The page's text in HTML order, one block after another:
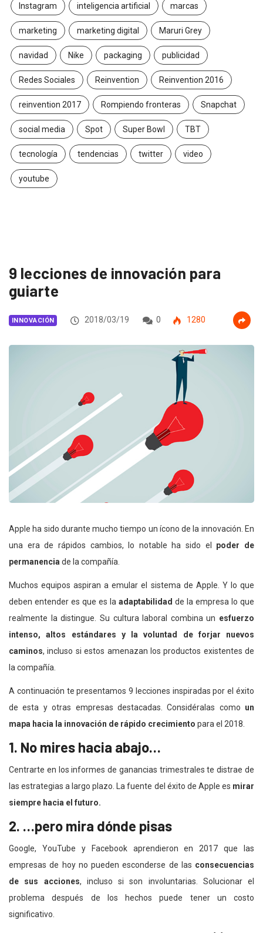
Instagram inteligencia artificial marcas
marketing marketing digital Maruri Grey
navidad Nike packaging publicidad
Redes Sociales Reinvention Reinvention 2016
reinvention 2017 Rompiendo fronteras Snapchat
social media Spot Super Bowl TBT
tecnología tendencias twitter video
youtube
9 lecciones de innovación para
guiarte
INNOVACIÓN 2018/03/19 0 1280
Apple ha sido durante mucho tiempo un ícono de la innovación. En
una era de rápidos cambios, lo notable ha sido el poder de
permanenciade la compañía.
Muchos equipos aspiran a emular el sistema de Apple. Y lo que
deben entender es que es la adaptabilidad de la empresa lo que
realmente la distingue. Su cultura laboral combina un esfuerzo
intenso, altos estándares y la voluntad de forjar nuevos
caminos, incluso si estos amenazan los productos existentes de
la compañía.
A continuación te presentamos 9 lecciones inspiradas por el éxito
de esta y otras empresas destacadas. Considéralas como un
mapa hacia la innovación de rápido crecimiento para el 2018.
1. No mires hacia abajo…
Centrarte en los informes de ganancias trimestrales te distrae de
las estrategias a largo plazo. La fuente del éxito de Apple es mirar
siempre hacia el futuro.
2. …pero mira dónde pisas
Google, YouTube y Facebook aprendieron en 2017 que las
empresas de hoy no pueden esconderse de las consecuencias
de sus acciones, incluso si son involuntarias. Solucionar el
problema después de los hechos puede tener un costo
significativo.